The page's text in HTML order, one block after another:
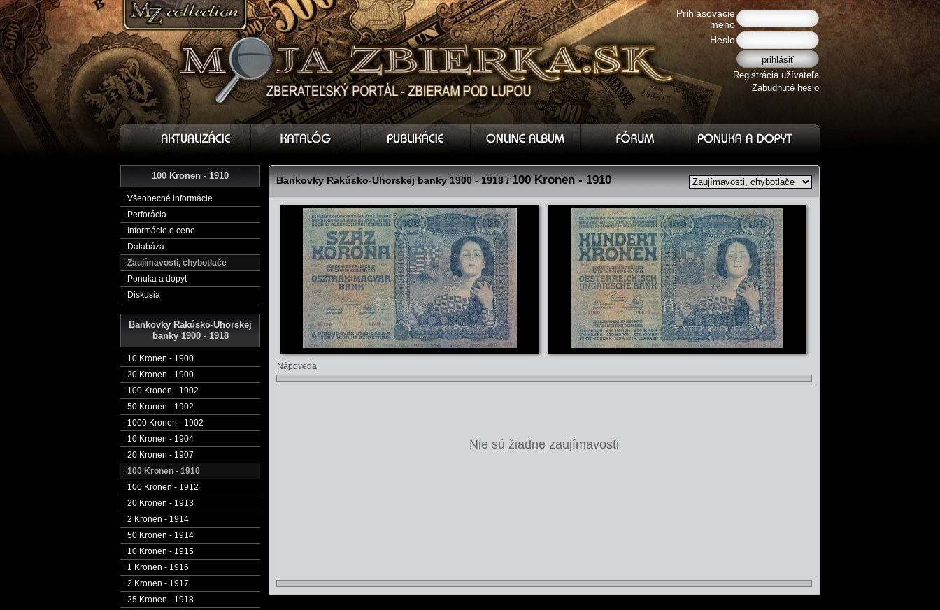
Prihlasovacie
meno
Heslo
Registrácia užívateľa
Zabudnuté heslo
100 Kronen - 1910
Všeobecné informácie
Perforácia
Informácie o cene
Databáza
Zaujímavosti, chybotlače
Ponuka a dopyt
Diskusia
Bankovky Rakúsko-Uhorskej
banky 1900 - 1918
10 Kronen - 1900
20 Kronen - 1900
100 Kronen - 1902
50 Kronen - 1902
1000 Kronen - 1902
10 Kronen - 1904
20 Kronen - 1907
100 Kronen - 1910
100 Kronen - 1912
20 Kronen - 1913
2 Kronen - 1914
50 Kronen - 1914
10 Kronen - 1915
1 Kronen - 1916
2 Kronen - 1917
25 Kronen - 1918
Bankovky Rakúsko-Uhorskej banky 1900 - 1918 /100 Kronen - 1910
Nápoveda
Nie sú žiadne zaujímavosti